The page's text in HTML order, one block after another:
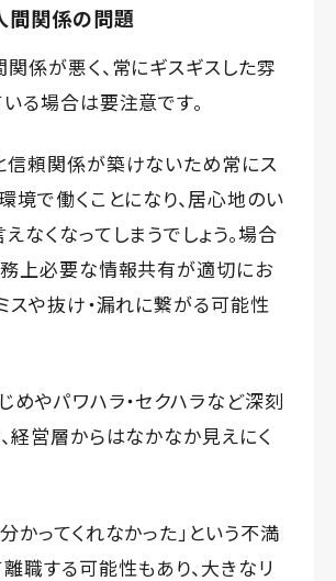
間関係の問題
係が悪く、常にギスギスした雰
る場合は要注意です。
信頼関係が築けないため常にス
境で働くことになり、居心地のい
なくなってしまうでしょう。場合
務上必要な情報共有が適切にお
スや抜け・漏れに繋がる可能性
めやパワハラ・セクハラなど深刻
経営層からはなかなか見えにく
かってくれなかった」という不満
職する可能性もあり、大きなリ